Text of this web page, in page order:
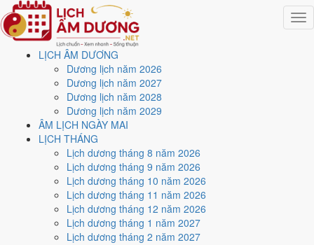
LỊCH ÂM DƯƠNG
Dương lịch năm 2026
Dương lịch năm 2027
Dương lịch năm 2028
Dương lịch năm 2029
ÂM LỊCH NGÀY MAI
LỊCH THÁNG
Lịch dương tháng 8 năm 2026
Lịch dương tháng 9 năm 2026
Lịch dương tháng 10 năm 2026
Lịch dương tháng 11 năm 2026
Lịch dương tháng 12 năm 2026
Lịch dương tháng 1 năm 2027
Lịch dương tháng 2 năm 2027
Trang chủ
Lịch năm 2021
Tháng 12/2021
Ngày 5/12/2021 (Đinh Hợi)
Xem ngày5/12/2021
lịch - Ngày 2/11 âm lịch
(Đinh Hợi) tốt hay xấu?
Ngày 5/12/2021 dương lịch (Chủ Nhật) là ngày 2/11/2021 âm lịch
Đinh Hợi- Chi khắc Can, Trực Bế, Sao Mão, nạp âm Ốc